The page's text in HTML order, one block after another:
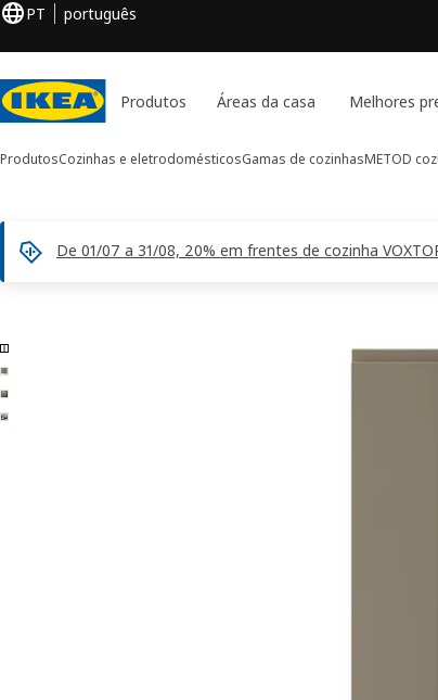
PT português
Produtos Áreas da casa Melhores
ProdutosCozinhas e eletrodomésticosGamas de cozinhasMETOD
De 01/07 a 31/08, 20% em frentes de cozinha
4 imagens de VOXTORP
imagens